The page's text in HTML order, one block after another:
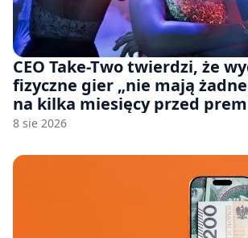
CEO Take-Two twierdzi, że
fizyczne gier „nie mają
na kilka miesięcy przed
8 sie 2026